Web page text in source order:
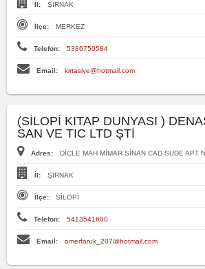
İl: ŞIRNAK
İlçe: MERKEZ
Telefon: 5386750584
Email: kirtasiye@hotmail.com
(SİLOPİ KITAP DUNYASI )
SAN VE TIC LTD ŞTİ
Adres: DİCLE MAH MİMAR SİNAN CAD SUDE APT
İl: ŞIRNAK
İlçe: SİLOPİ
Telefon: 5413541600
Email: omerfaruk_207@hotmail.com